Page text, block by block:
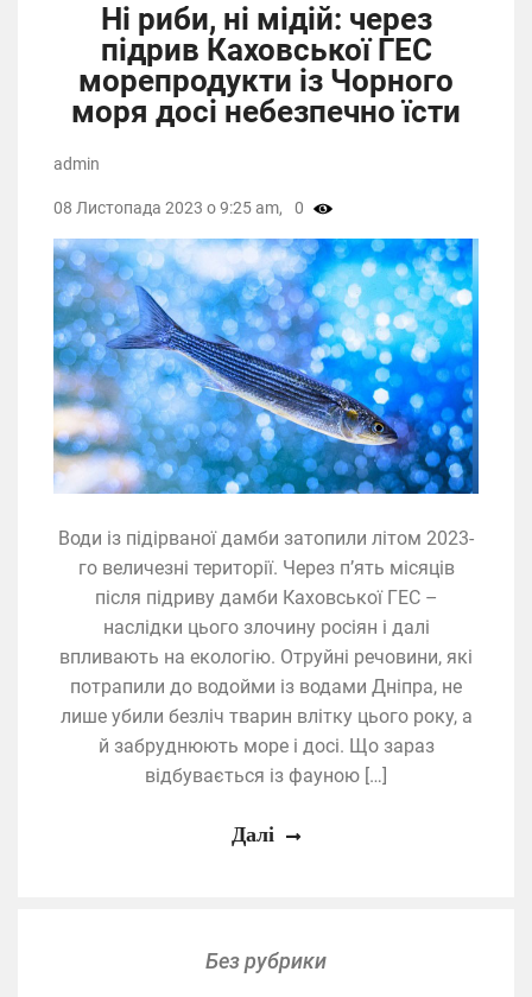
Ні риби, ні мідій: через
підрив Каховської ГЕС
морепродукти із Чорного
моря досі небезпечно їсти
Води із підірваної дамби затопили літом 2023-
го величезні території. Через п’ять місяців
після підриву дамби Каховської ГЕС –
наслідки цього злочину росіян і далі
впливають на екологію. Отруйні речовини, які
потрапили до водойми із водами Дніпра, не
лише убили безліч тварин влітку цього року, а
й забруднюють море і досі. Що зараз
відбувається із фауною […]
admin
08 Листопада 2023 о 9:25 am, 0
Далі
Без рубрики